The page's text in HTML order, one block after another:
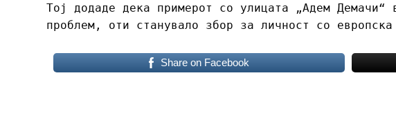
Тој додаде дека примерот со улицата „Адем
проблем, оти станувало збор за личност со европска
Share on Facebook